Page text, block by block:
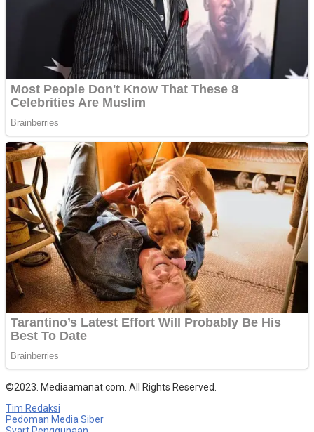
©2023. Mediaamanat.com. All Rights Reserved.
Tim Redaksi
Pedoman Media Siber